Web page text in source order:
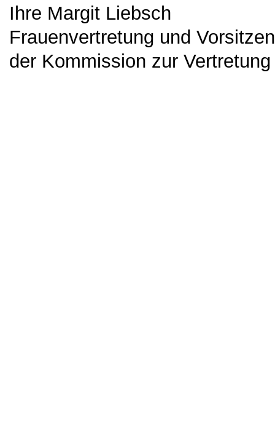
Ihre Margit Liebsch
Frauenvertretung und
der Kommission zur